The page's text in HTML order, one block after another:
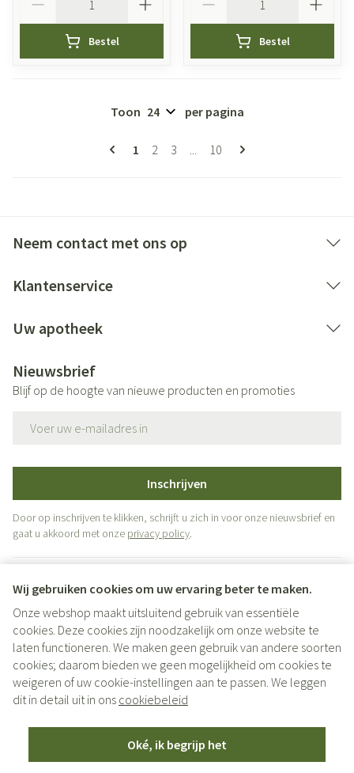
Wij gebruiken cookies om uw ervaring beter te maken.
Onze webshop maakt uitsluitend gebruik van essentiële
cookies. Deze cookies zijn noodzakelijk om onze website te
laten functioneren. We maken geen gebruik van andere soorten
cookies; daarom bieden we geen mogelijkheid om cookies te
weigeren of uw cookie-instellingen aan te passen. We leggen
dit in detail uit in ons cookiebeleid
Oké, ik begrijp het
Bestel Bestel
Pagina's
U lees momenteel pagina
1 Pagina
2 Pagina
3 ... Pagina
10
Toon per pagina
Neem contact met ons op
Klantenservice
Uw apotheek
Nieuwsbrief
Blijf op de hoogte van nieuwe producten en promoties
Inschrijven
Door op inschrijven te klikken, schrijft u zich in voor onze nieuwsbrief en
gaat u akkoord met onze privacy policy.
Juridische links